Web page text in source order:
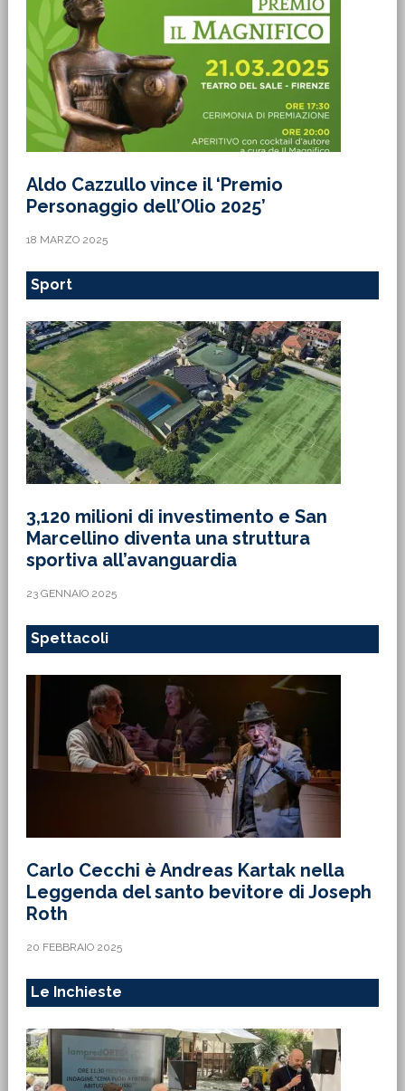
Aldo Cazzullo vince il ‘Premio
Personaggio dell’Olio 2025’
18 MARZO 2025
Sport
3,120 milioni di investimento e San
Marcellino diventa una struttura
sportiva all’avanguardia
23 GENNAIO 2025
Spettacoli
Carlo Cecchi è Andreas Kartak nella
Leggenda del santo bevitore di Joseph
Roth
20 FEBBRAIO 2025
Le Inchieste